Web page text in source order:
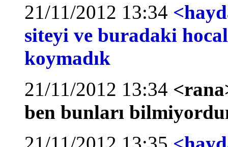
21/11/2012 13:34
siteyi ve buradaki
koymadık
21/11/2012 13:34
ben bunları